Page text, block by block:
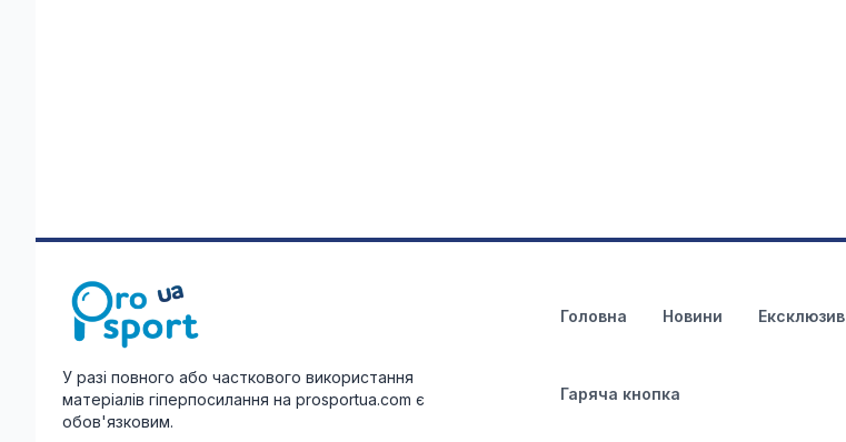
У разі повного або часткового використання
матеріалів гіперпосилання на prosportua.com є
обов'язковим.
Головна Новини Ексклюзив
Гаряча кнопка